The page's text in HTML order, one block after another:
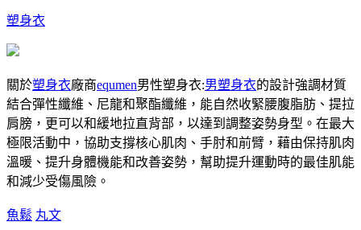
塑身衣
關於塑身衣廠商equmen男性塑身衣:男塑身衣的設計強調材質
結合彈性纖維、尼龍和聚酯纖維，能自然收緊腰腹脂肪、提拉
肩膀，更可以和緩地拉直背部，以達到調整姿勢身型。在最大
極限活動中，協助支撐核心肌肉、手肘和前臂，藉由保持肌肉
溫暖、提升身體機能和改善姿勢，幫助提升運動時的最佳肌能
和減少受傷風險。
魚鬆 丸文